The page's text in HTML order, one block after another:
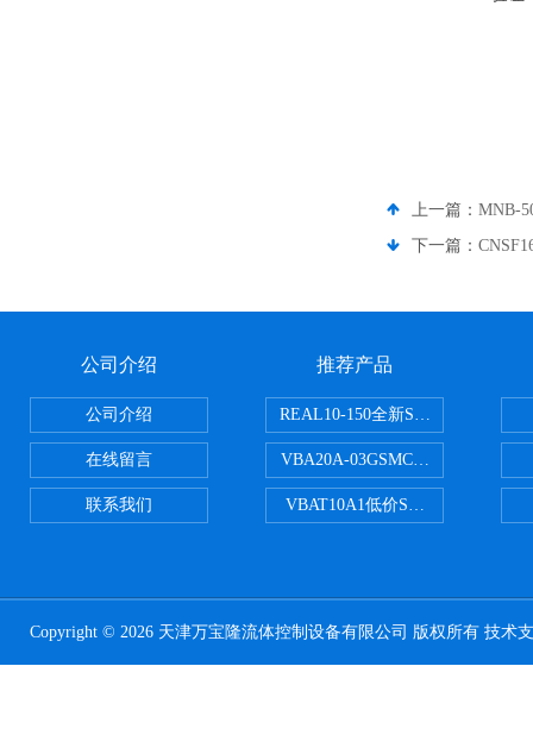
上一篇： MNB-
下一篇：
公司介绍
公司介绍
在线留言
联系我们
推荐产品
REAL10-150全新SMC正弦无杆缸
VBA20A-03GSMC增压阀VBA-
VBAT10A1低价SMC储气罐VBAT
Copyright © 2026 天津万宝隆流体控制设备有限公司 版权所有 技术